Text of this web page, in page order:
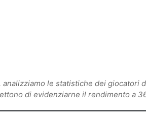
le statistiche dei giocatori
di evidenziarne il rendimento a